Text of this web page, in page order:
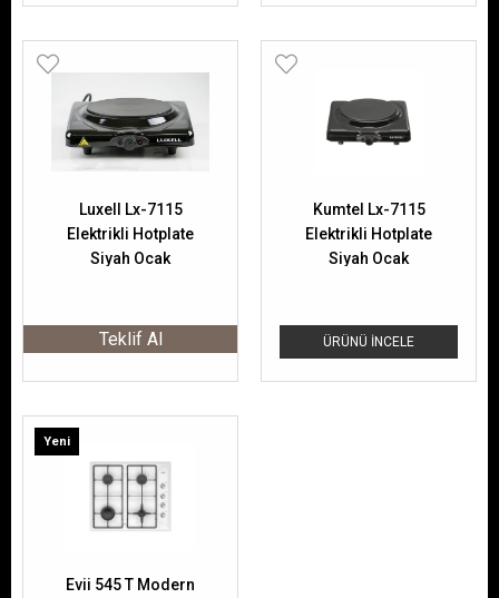
Luxell Lx-7115
Elektrikli Hotplate
Siyah Ocak
Teklif Al ÜRÜNÜ İNCELE
Kumtel Lx-7115
Elektrikli Hotplate
Siyah Ocak
Evii 545 T Modern
Yeni